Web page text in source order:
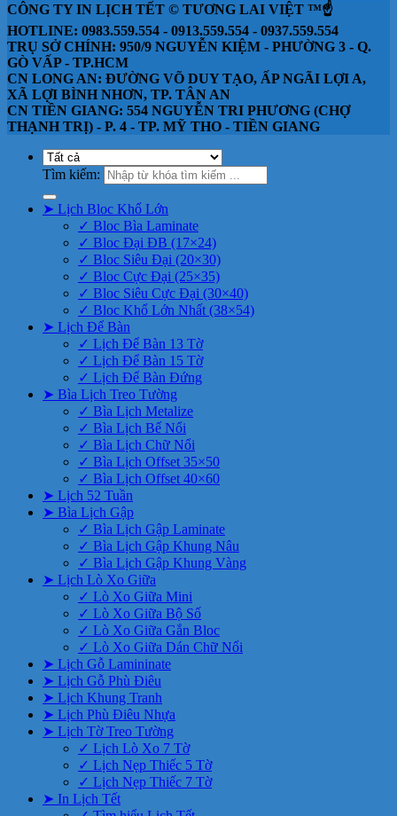
CÔNG TY IN LỊCH TẾT © TƯƠNG LAI VIỆT ™☝️
HOTLINE: 0983.559.554 - 0913.559.554 - 0937.559.554
TRỤ SỞ CHÍNH: 950/9 NGUYỄN KIỆM - PHƯỜNG 3 - Q.
GÒ VẤP - TP.HCM
CN LONG AN: ĐƯỜNG VÕ DUY TẠO, ẤP NGÃI LỢI A,
XÃ LỢI BÌNH NHƠN, TP. TÂN AN
CN TIỀN GIANG: 554 NGUYỄN TRI PHƯƠNG (CHỢ
THẠNH TRỊ) - P. 4 - TP. MỸ THO - TIỀN GIANG
Tìm kiếm:
➤ Lịch Bloc Khổ Lớn
✓ Bloc Bìa Laminate
✓ Bloc Đại ĐB (17×24)
✓ Bloc Siêu Đại (20×30)
✓ Bloc Cực Đại (25×35)
✓ Bloc Siêu Cực Đại (30×40)
✓ Bloc Khổ Lớn Nhất (38×54)
➤ Lịch Để Bàn
✓ Lịch Để Bàn 13 Tờ
✓ Lịch Để Bàn 15 Tờ
✓ Lịch Để Bàn Đứng
➤ Bìa Lịch Treo Tường
✓ Bìa Lịch Metalize
✓ Bìa Lịch Bế Nổi
✓ Bìa Lịch Chữ Nổi
✓ Bìa Lịch Offset 35×50
✓ Bìa Lịch Offset 40×60
➤ Lịch 52 Tuần
➤ Bìa Lịch Gập
✓ Bìa Lịch Gập Laminate
✓ Bìa Lịch Gập Khung Nâu
✓ Bìa Lịch Gập Khung Vàng
➤ Lịch Lò Xo Giữa
✓ Lò Xo Giữa Mini
✓ Lò Xo Giữa Bộ Số
✓ Lò Xo Giữa Gắn Bloc
✓ Lò Xo Giữa Dán Chữ Nổi
➤ Lịch Gỗ Lamininate
➤ Lịch Gỗ Phù Điêu
➤ Lịch Khung Tranh
➤ Lịch Phù Điêu Nhựa
➤ Lịch Tờ Treo Tường
✓ Lịch Lò Xo 7 Tờ
✓ Lịch Nẹp Thiếc 5 Tờ
✓ Lịch Nẹp Thiếc 7 Tờ
➤ In Lịch Tết